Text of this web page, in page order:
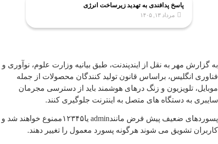
پاسخ پدافندی به تهدید زیرساخت انرژی
مرداد ۱۳, ۱۴۰۵
به گزارش مهر به نقل از ایندپندنت، طبق بیانیه وزارت علوم، نوآوری و
فناوری انگلیس، براساس قانون تولید کنندگان محصولات از جمله
موبایل، تلویزیون و زنگ درهای هوشمند باید از دسترسی مجرمان
سایبری به دستگاه های متصل به اینترنت جلوگیری کنند.
پسوردهای ضعیف پیش فرض مانندadmin یا۱۲۳۴۵ممنوع خواهند شد و
کاربران تشویق می شوند هرگونه پسورد معمول را تغییر دهند.